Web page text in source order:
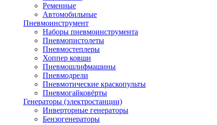
Ременные
Автомобильные
Пневмоинструмент
Наборы пневмоинструмента
Пневмопистолеты
Пневмостеплеры
Хоппер ковши
Пневмошлифмашины
Пневмодрели
Пневмотические краскопульты
Пневмогайковёрты
Генераторы (электростанции)
Инверторные генераторы
Бензогенераторы